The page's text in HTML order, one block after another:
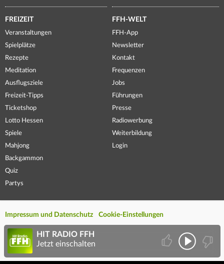
FREIZEIT
Veranstaltungen
Spielplätze
Rezepte
Meditation
Ausflugsziele
Freizeit-Tipps
Ticketshop
Lotto Hessen
Spiele
Mahjong
Backgammon
Quiz
Partys
FFH-WELT
FFH-App
Newsletter
Kontakt
Frequenzen
Jobs
Führungen
Presse
Radiowerbung
Weiterbildung
Login
Impressum und Datenschutz Cookie-Einstellungen
HIT RADIO FFH
Jetzt einschalten